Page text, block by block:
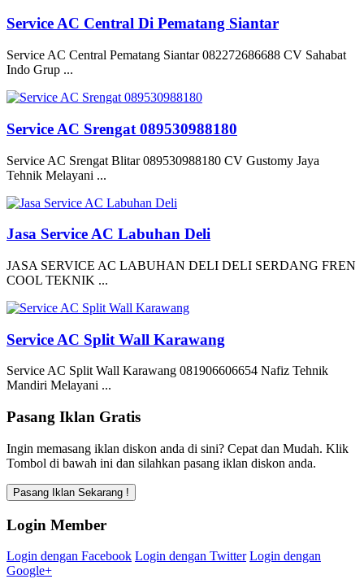
Service AC Central Di Pematang Siantar
Service AC Central Pematang Siantar 082272686688 CV Sahabat
Indo Grup ...
Service AC Srengat 089530988180
Service AC Srengat Blitar 089530988180 CV Gustomy Jaya
Tehnik Melayani ...
Jasa Service AC Labuhan Deli
JASA SERVICE AC LABUHAN DELI DELI SERDANG FREN
COOL TEKNIK ...
Service AC Split Wall Karawang
Service AC Split Wall Karawang 081906606654 Nafiz Tehnik
Mandiri Melayani ...
Pasang Iklan Gratis
Ingin memasang iklan diskon anda di sini? Cepat dan Mudah. Klik
Tombol di bawah ini dan silahkan pasang iklan diskon anda.
Login Member
Login dengan Facebook Login dengan Twitter Login dengan
Google+